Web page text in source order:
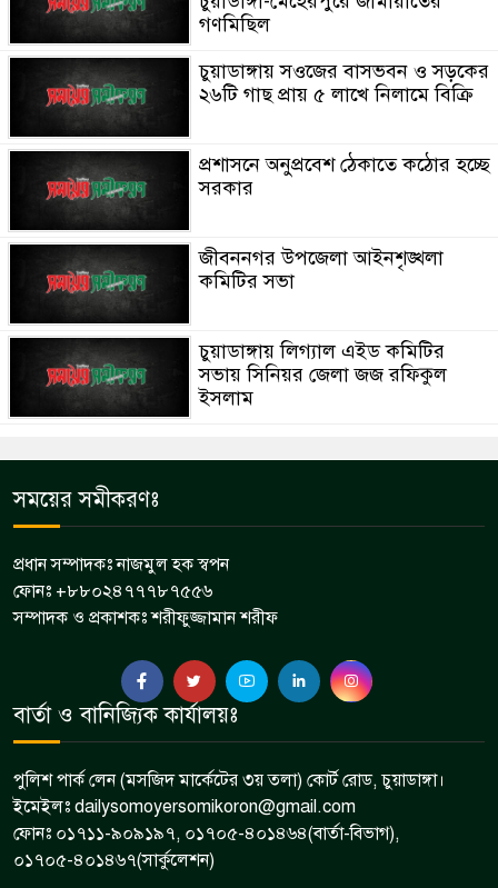
গণমিছিল
চুয়াডাঙ্গায় সওজের বাসভবন ও সড়কের
২৬টি গাছ প্রায় ৫ লাখে নিলামে বিক্রি
প্রশাসনে অনুপ্রবেশ ঠেকাতে কঠোর হচ্ছে
সরকার
জীবননগর উপজেলা আইনশৃঙ্খলা
কমিটির সভা
চুয়াডাঙ্গায় লিগ্যাল এইড কমিটির
সভায় সিনিয়র জেলা জজ রফিকুল
ইসলাম
সময়ের সমীকরণঃ
প্রধান সম্পাদকঃ নাজমুল হক স্বপন
ফোনঃ +৮৮০২৪৭৭৭৮৭৫৫৬
সম্পাদক ও প্রকাশকঃ শরীফুজ্জামান শরীফ
বার্তা ও বানিজ্যিক কার্যালয়ঃ
পুলিশ পার্ক লেন (মসজিদ মার্কেটের ৩য় তলা) কোর্ট রোড, চুয়াডাঙ্গা।
ইমেইলঃ dailysomoyersomikoron@gmail.com
ফোনঃ ০১৭১১-৯০৯১৯৭, ০১৭০৫-৪০১৪৬৪(বার্তা-বিভাগ),
০১৭০৫-৪০১৪৬৭(সার্কুলেশন)